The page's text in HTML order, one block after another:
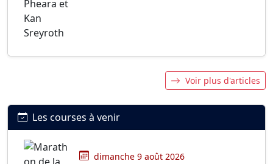
Voir plus d'articles
Les courses à venir
dimanche 9 août 2026